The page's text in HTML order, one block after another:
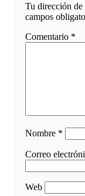
Tu dirección de
campos
Comentario *
Nombre *
Correo
Web